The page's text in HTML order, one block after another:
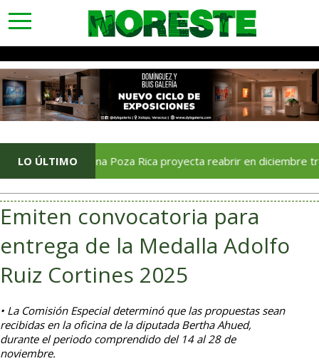
toggle
navigation
LO ÚLTIMO
Soriana Poza Rica proyecta reabrir en diciembre tras
Emiten convocatoria para
entrega de la Medalla Adolfo
Ruiz Cortines 2025
• La Comisión Especial determinó que las propuestas sean
recibidas en la oficina de la diputada Bertha Ahued,
durante el periodo comprendido del 14 al 28 de
noviembre.